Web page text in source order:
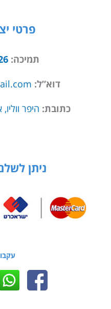
פרטי
תמיכה:
דוא”ל:
כתובת: היפר ווליו,
ניתן